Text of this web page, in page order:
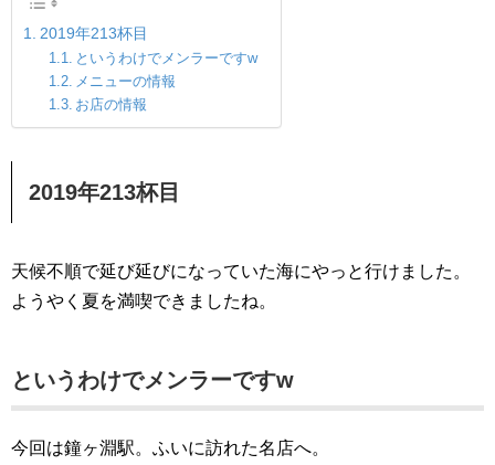
2019年213杯目
というわけでメンラーですw
メニューの情報
お店の情報
2019年213杯目
天候不順で延び延びになっていた海にやっと行けました。
ようやく夏を満喫できましたね。
というわけでメンラーですw
今回は鐘ヶ淵駅。ふいに訪れた名店へ。